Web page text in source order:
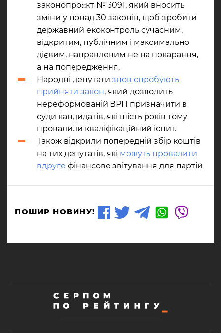
законопроєкт № 3091, який вносить
зміни у понад 30 законів, щоб зробити
державний екоконтроль сучасним,
відкритим, публічним і максимально
дієвим, направленим не на покарання,
а на попередження.
Народні депутати знов спробують
прийняти закон, який дозволить
нереформованій ВРП призначити в
суди кандидатів, які шість років тому
провалили кваліфікаційний іспит.
Також відкрили попередній збір коштів
на тих депутатів, які можуть провалити
вдруге фінансове звітування для партій
ПОШИР НОВИНУ!